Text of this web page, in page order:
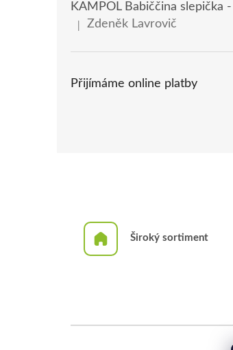
Hodnocení produktu je 5 z 5 hvězdiček.
Zdeněk Lavrovič
Přijímáme online platby
Široký sortiment